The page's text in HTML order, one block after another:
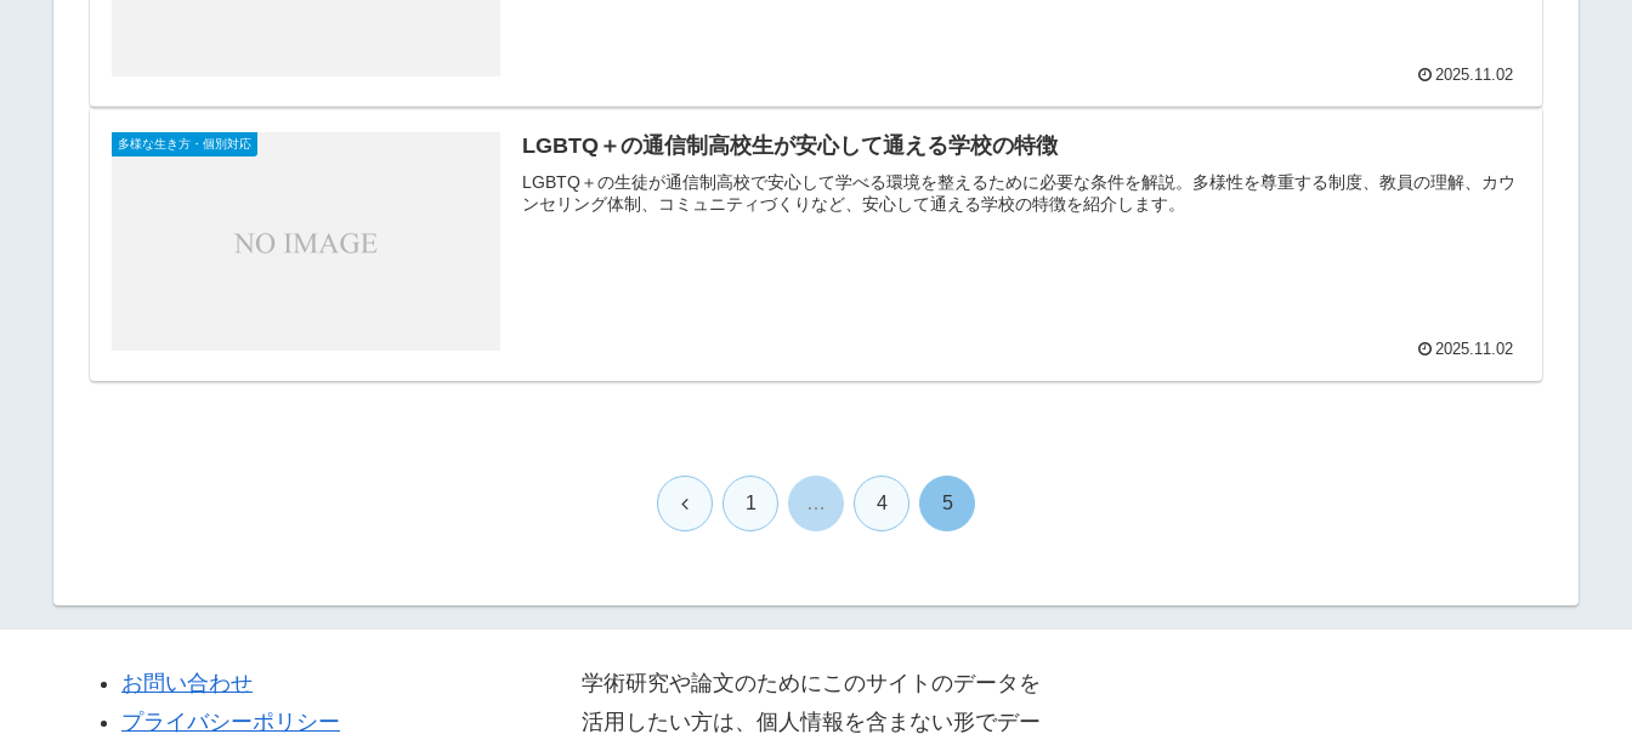
2025.11.02
多様な生き方・個別対応 LGBTQ＋の通信制高校生が安心して通える学校の特徴
LGBTQ＋の生徒が通信制高校で安心して学べる環境を整えるために必要な条件を解説。多様性を尊重する制度、教員の理解、カウ
ンセリング体制、コミュニティづくりなど、安心して通える学校の特徴を紹介します。
2025.11.02
前 1 … 4 5
お問い合わせ
プライバシーポリシー
学術研究や論文のためにこのサイトのデータを
活用したい方は、個人情報を含まない形でデー